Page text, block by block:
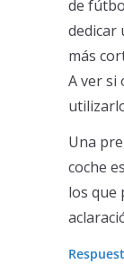
de
dedicar
más
A ver si
Una
coche
los que